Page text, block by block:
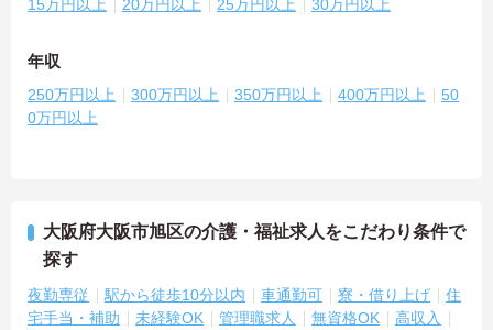
15万円以上 20万円以上 25万円以上 30万円以上
年収
250万円以上 300万円以上 350万円以上 400万円以上
50
0万円以上
大阪府大阪市旭区の介護・福祉求人をこだわり条件で
探す
夜勤専従 駅から徒歩10分以内 車通勤可 寮・借り上げ
住
宅手当・補助
未経験OK 管理職求人 無資格OK
高収入